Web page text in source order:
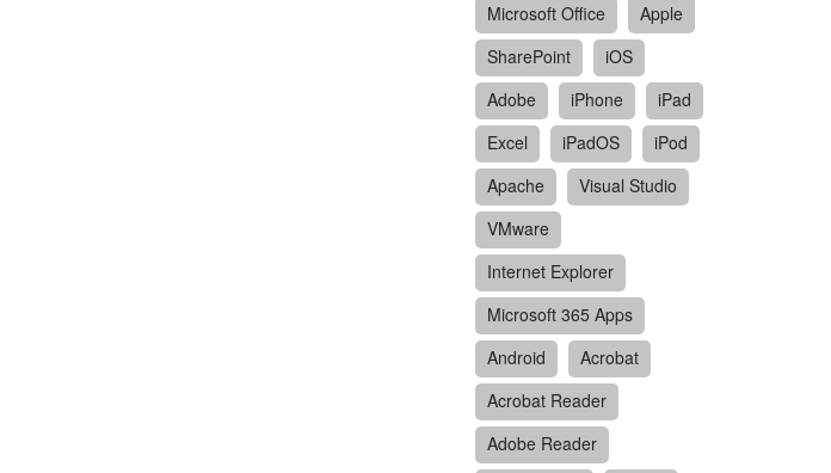
Microsoft Office
Apple
SharePoint
iOS
Adobe
iPhone
iPad
Excel
iPadOS
iPod
Apache
Visual Studio
VMware
Internet Explorer
Microsoft 365 Apps
Android
Acrobat
Acrobat Reader
Adobe Reader